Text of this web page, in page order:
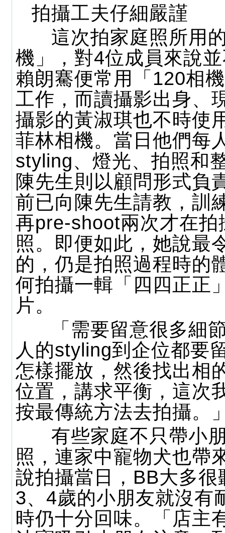
拍攝工夫仔細嚴謹
這次拍家庭照所用
機」，對4位成員來說
賴朗騫便常用「120相
工作，而讀攝影出身、
攝影的黃淑琪也不時使
菲林相機。當日他們每
styling、燈光、拍照和
陳先生則以顧問形式負
前已向陳先生請教，訓
再pre-shoot兩次才在拍
照。即便如此，她說最
的，仍是拍照過程時
何拍攝一輯「四四正正
片。
「需要留意很多細
人的styling到企位都要
怎樣擺放，然後找出相
位置，講求平衡，這次
按最傳統方法去拍攝。
有些家庭不只帶小
照，連家中寵物犬也帶
說拍攝當日，BB大多很
3、4歲的小朋友就沒有
時仍十分回味。「店主